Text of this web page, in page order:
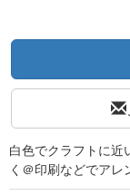
白色でクラフトに近
く＠印刷などでアレ